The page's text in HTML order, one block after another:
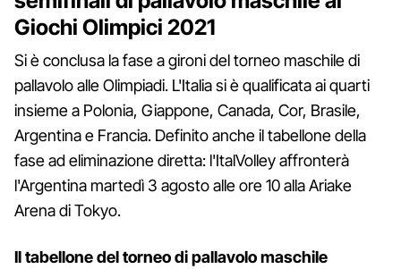
Giochi Olimpici 2021
Si è conclusa la fase a gironi del torneo maschile di
pallavolo alle Olimpiadi. L'Italia si è qualificata ai quarti
insieme a Polonia, Giappone, Canada, Cor, Brasile,
Argentina e Francia. Definito anche il tabellone della
fase ad eliminazione diretta: l'ItalVolley affronterà
l'Argentina martedì 3 agosto alle ore 10 alla Ariake
Arena di Tokyo.
Il tabellone del torneo di pallavolo maschile